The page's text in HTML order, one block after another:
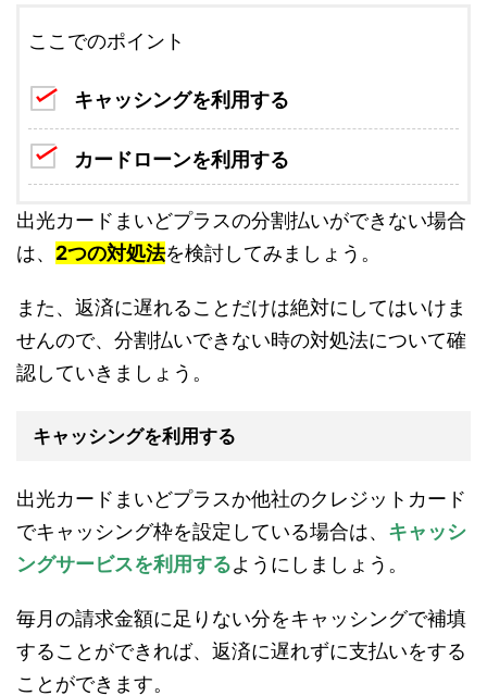
ここでのポイント
キャッシングを利用する
カードローンを利用する
出光カードまいどプラスの分割払いができない場合
は、 2つの対処法を検討してみましょう。
また、返済に遅れることだけは絶対にしてはいけま
せんので、分割払いできない時の対処法について確
認していきましょう。
キャッシングを利用する
出光カードまいどプラスか他社のクレジットカード
でキャッシング枠を設定している場合は、 キャッシ
ングサービスを利用するようにしましょう。
毎月の請求金額に足りない分をキャッシングで補填
することができれば、返済に遅れずに支払いをする
ことができます。